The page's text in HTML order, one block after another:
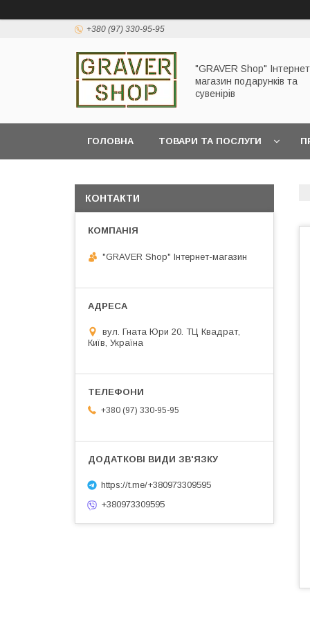
+380 (97) 330-95-95
"GRAVER Shop"
магазин подарунків та
сувенірів
ГОЛОВНА ТОВАРИ ТА ПОСЛУГИ
КОНТАКТИ
"GRAVER Shop" Інтернет-магазин
вул. Гната Юри 20. ТЦ Квадрат,
Київ, Україна
+380 (97) 330-95-95
https://t.me/+380973309595
+380973309595